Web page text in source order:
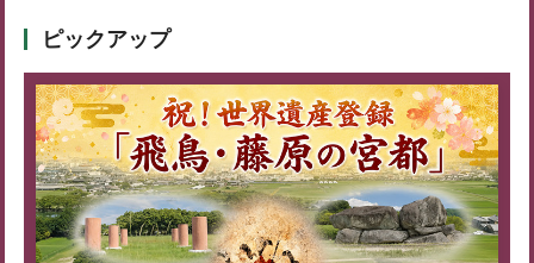
ピックアップ